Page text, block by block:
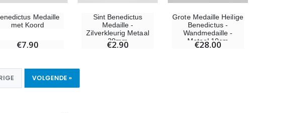
Medaille
met Koord
€7.90
Sint Benedictus
Medaille -
Zilverkleurig Metaal
29mm
€2.90
Grote Medaille Heilige
Benedictus -
Wandmedaille -
Metaal 10cm
€28.00
VOLGENDE »